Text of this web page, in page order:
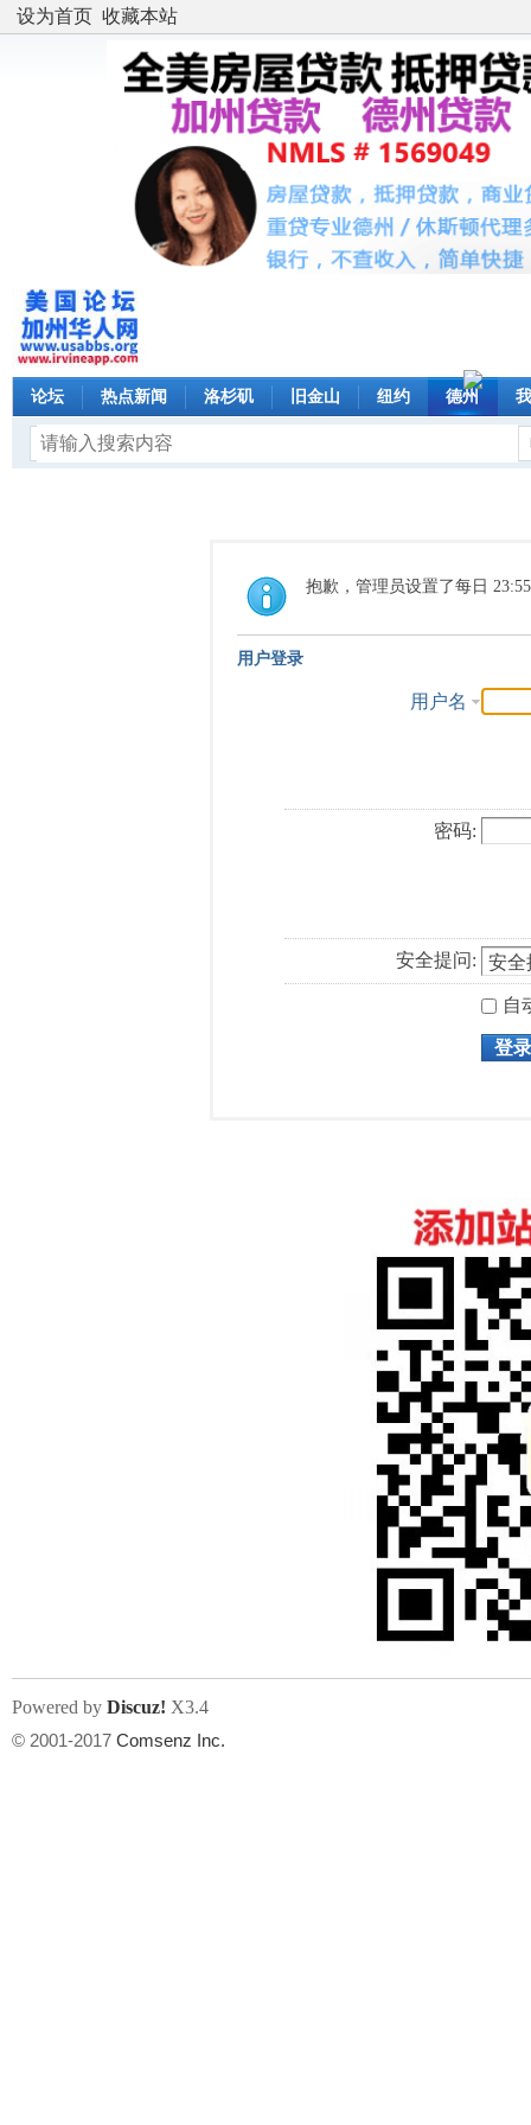
设为首页 收藏本站
论坛 热点新闻 洛杉矶 旧金山 纽约 德州
抱歉，管理员设置了每日
用户登录
用户名
密码:
安全提问:
自
登录
Powered by Discuz! X3.4
© 2001-2017 Comsenz Inc.